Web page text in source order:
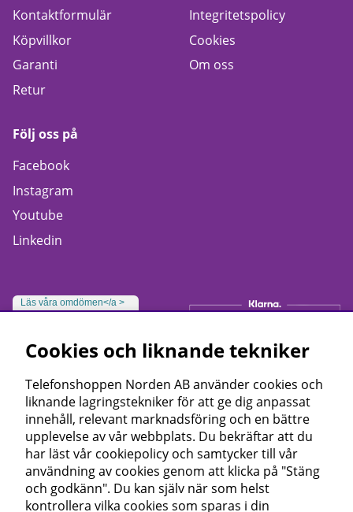
Kontaktformulär
Köpvillkor
Garanti
Retur
Integritetspolicy
Cookies
Om oss
Följ oss på
Facebook
Instagram
Youtube
Linkedin
Läs våra omdömen</a >
Cookies och liknande tekniker
Telefonshoppen Norden AB använder cookies och
liknande lagringstekniker för att ge dig anpassat
innehåll, relevant marknadsföring och en bättre
upplevelse av vår webbplats. Du bekräftar att du
har läst vår cookiepolicy och samtycker till vår
användning av cookies genom att klicka på "Stäng
och godkänn". Du kan själv när som helst
kontrollera vilka cookies som sparas i din